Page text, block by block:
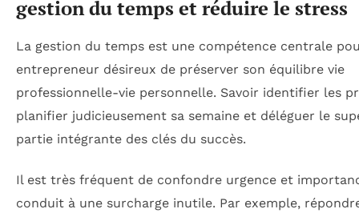
gestion du temps et réduire le stress
La gestion du temps est une compétence centrale
entrepreneur désireux de préserver son équilibre vie
professionnelle-vie personnelle. Savoir identifier les
planifier judicieusement sa semaine et déléguer le
partie intégrante des clés du succès.
Il est très fréquent de confondre urgence et
conduit à une surcharge inutile. Par exemple,